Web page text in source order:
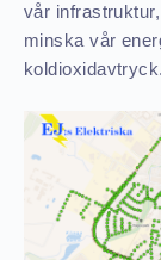
vår
minska vår
koldioxidavtryck.